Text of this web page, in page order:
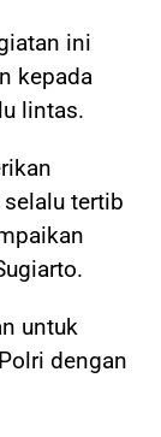
ini
kepada
lintas.
tertib
untuk
dengan